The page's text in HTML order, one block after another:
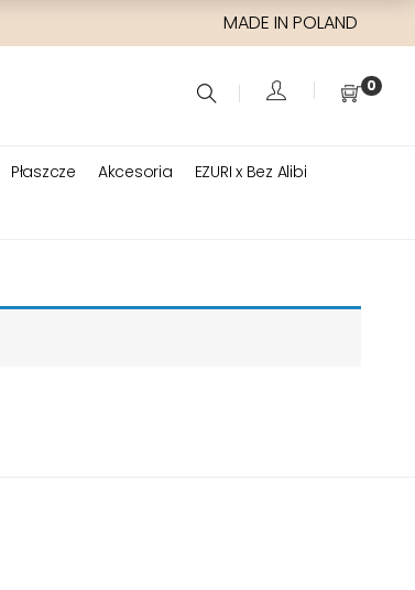
MADE IN POLAND
0
Płaszcze Akcesoria
EZURI x Bez Alibi